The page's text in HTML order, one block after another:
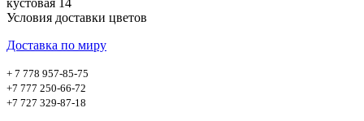
Условия доставки цветов
Доставка по миру
+ 7 778 957-85-75
+7 777 250-66-72
+7 727 329-87-18